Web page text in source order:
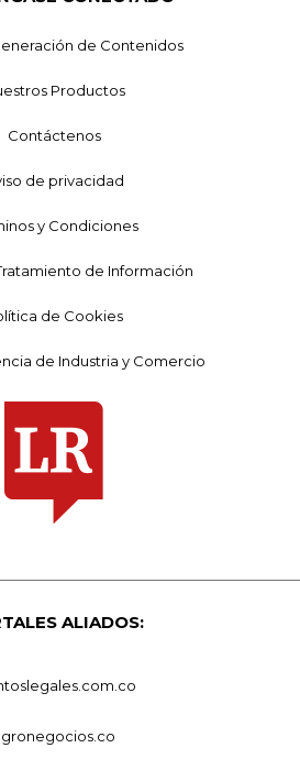
de Contenidos
Productos
Contáctenos
de privacidad
y Condiciones
de Información
de Cookies
de Industria y Comercio
ALIADOS: